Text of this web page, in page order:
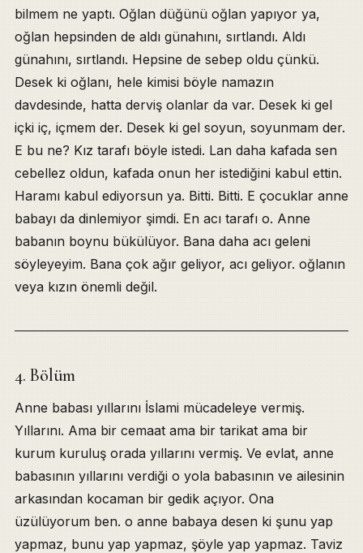
bilmem ne yaptı. Oğlan düğünü oğlan yapıyor ya,
oğlan hepsinden de aldı günahını, sırtlandı. Aldı
günahını, sırtlandı. Hepsine de sebep oldu çünkü.
Desek ki oğlanı, hele kimisi böyle namazın
davdesinde, hatta derviş olanlar da var. Desek ki gel
içki iç, içmem der. Desek ki gel soyun, soyunmam der.
E bu ne? Kız tarafı böyle istedi. Lan daha kafada sen
cebellez oldun, kafada onun her istediğini kabul ettin.
Haramı kabul ediyorsun ya. Bitti. Bitti. E çocuklar anne
babayı da dinlemiyor şimdi. En acı tarafı o. Anne
babanın boynu bükülüyor. Bana daha acı geleni
söyleyeyim. Bana çok ağır geliyor, acı geliyor. oğlanın
veya kızın önemli değil.
4. Bölüm
Anne babası yıllarını İslami mücadeleye vermiş.
Yıllarını. Ama bir cemaat ama bir tarikat ama bir
kurum kuruluş orada yıllarını vermiş. Ve evlat, anne
babasının yıllarını verdiği o yola babasının ve ailesinin
arkasından kocaman bir gedik açıyor. Ona
üzülüyorum ben. o anne babaya desen ki şunu yap
yapmaz, bunu yap yapmaz, şöyle yap yapmaz. Taviz